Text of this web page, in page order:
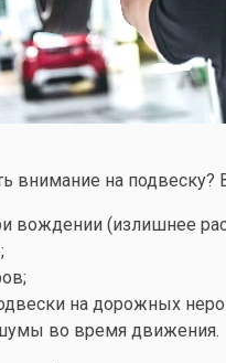
внимание на
вождении (излишнее
на дорожных
во время движения.